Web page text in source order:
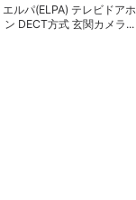
エルパ(ELPA) テレビドアホ
ン DECT方式 玄関カメラ...